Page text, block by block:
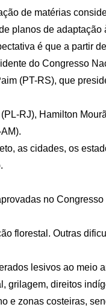
de matérias
planos de
é que a partir
do Congresso
(PT-RS), que
RJ), Hamilton
as cidades, os
no
florestal. Outras
lesivos ao meio
grilagem, direitos
e zonas costeiras,